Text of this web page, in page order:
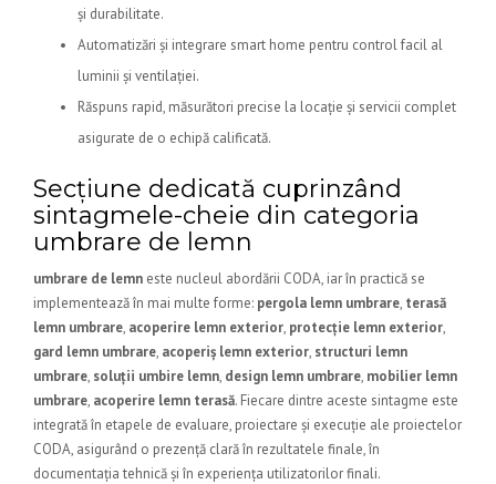
și durabilitate.
Automatizări și integrare smart home pentru control facil al
luminii și ventilației.
Răspuns rapid, măsurători precise la locație și servicii complet
asigurate de o echipă calificată.
Secțiune dedicată cuprinzând
sintagmele-cheie din categoria
umbrare de lemn
umbrare de lemn este nucleul abordării CODA, iar în practică se
implementează în mai multe forme: pergola lemn umbrare, terasă
lemn umbrare, acoperire lemn exterior, protecție lemn exterior,
gard lemn umbrare, acoperiș lemn exterior, structuri lemn
umbrare, soluții umbire lemn, design lemn umbrare, mobilier lemn
umbrare, acoperire lemn terasă. Fiecare dintre aceste sintagme este
integrată în etapele de evaluare, proiectare și execuție ale proiectelor
CODA, asigurând o prezență clară în rezultatele finale, în
documentația tehnică și în experiența utilizatorilor finali.